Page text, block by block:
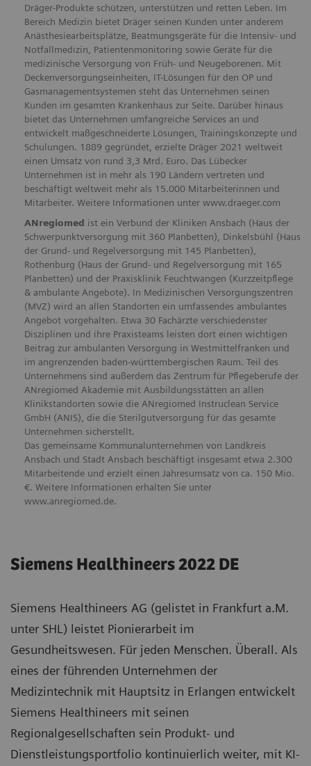
Dräger-Produkte schützen, unterstützen und retten Leben. Im
Bereich Medizin bietet Dräger seinen Kunden unter anderem
Anästhesiearbeitsplätze, Beatmungsgeräte für die Intensiv- und
Notfallmedizin, Patientenmonitoring sowie Geräte für die
medizinische Versorgung von Früh- und Neugeborenen. Mit
Deckenversorgungseinheiten, IT-Lösungen für den OP und
Gasmanagementsystemen steht das Unternehmen seinen
Kunden im gesamten Krankenhaus zur Seite. Darüber hinaus
bietet das Unternehmen umfangreiche Services an und
entwickelt maßgeschneiderte Lösungen, Trainingskonzepte und
Schulungen. 1889 gegründet, erzielte Dräger 2021 weltweit
einen Umsatz von rund 3,3 Mrd. Euro. Das Lübecker
Unternehmen ist in mehr als 190 Ländern vertreten und
beschäftigt weltweit mehr als 15.000 Mitarbeiterinnen und
Mitarbeiter. Weitere Informationen unter www.draeger.com
ANregiomed ist ein Verbund der Kliniken Ansbach (Haus der
Schwerpunktversorgung mit 360 Planbetten), Dinkelsbühl (Haus
der Grund- und Regelversorgung mit 145 Planbetten),
Rothenburg (Haus der Grund- und Regelversorgung mit 165
Planbetten) und der Praxisklinik Feuchtwangen (Kurzzeitpflege
& ambulante Angebote). In Medizinischen Versorgungszentren
(MVZ) wird an allen Standorten ein umfassendes ambulantes
Angebot vorgehalten. Etwa 30 Fachärzte verschiedenster
Disziplinen und ihre Praxisteams leisten dort einen wichtigen
Beitrag zur ambulanten Versorgung in Westmittelfranken und
im angrenzenden baden-württembergischen Raum. Teil des
Unternehmens sind außerdem das Zentrum für Pflegeberufe der
ANregiomed Akademie mit Ausbildungsstätten an allen
Klinikstandorten sowie die ANregiomed Instruclean Service
GmbH (ANIS), die die Sterilgutversorgung für das gesamte
Unternehmen sicherstellt.
Das gemeinsame Kommunalunternehmen von Landkreis
Ansbach und Stadt Ansbach beschäftigt insgesamt etwa 2.300
Mitarbeitende und erzielt einen Jahresumsatz von ca. 150 Mio.
€. Weitere Informationen erhalten Sie unter
www.anregiomed.de.
Siemens Healthineers 2022 DE
Siemens Healthineers AG (gelistet in Frankfurt a.M.
unter SHL) leistet Pionierarbeit im
Gesundheitswesen. Für jeden Menschen. Überall. Als
eines der führenden Unternehmen der
Medizintechnik mit Hauptsitz in Erlangen entwickelt
Siemens Healthineers mit seinen
Regionalgesellschaften sein Produkt- und
Dienstleistungsportfolio kontinuierlich weiter, mit KI-